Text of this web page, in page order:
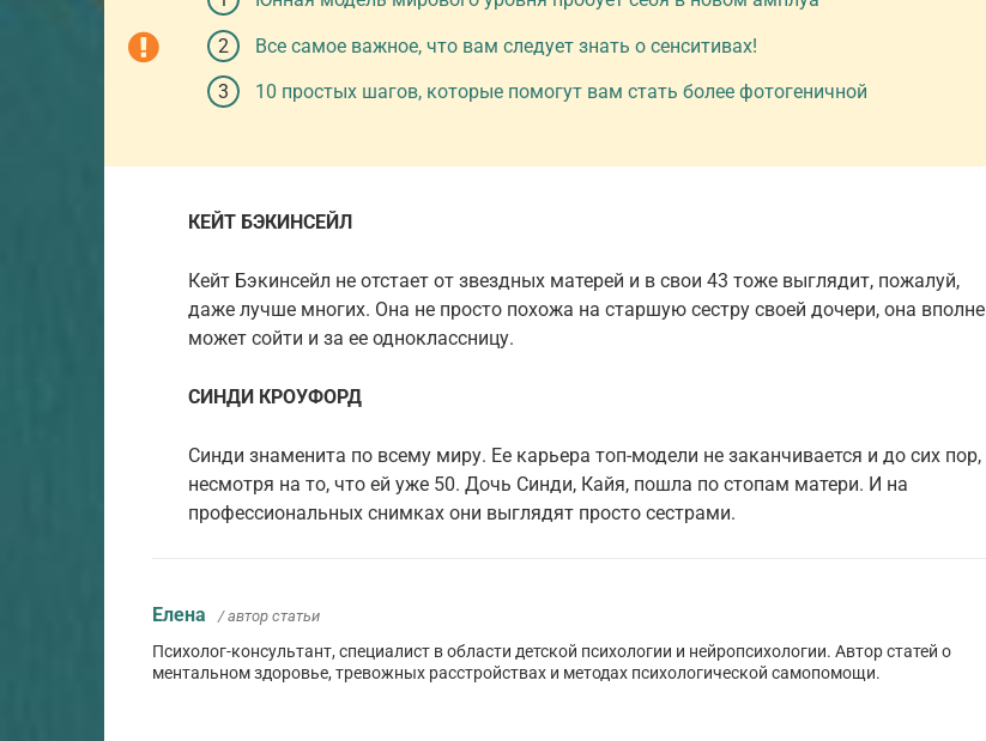
Все самое важное, что вам следует знать о сенситивах!
10 простых шагов, которые помогут вам стать более фотогеничной
КЕЙТ БЭКИНСЕЙЛ
Кейт Бэкинсейл не отстает от звездных матерей и в свои 43 тоже выглядит, пожалуй,
даже лучше многих. Она не просто похожа на старшую сестру своей дочери, она вполне
может сойти и за ее одноклассницу.
СИНДИ КРОУФОРД
Синди знаменита по всему миру. Ее карьера топ-модели не заканчивается и до сих пор,
несмотря на то, что ей уже 50. Дочь Синди, Кайя, пошла по стопам матери. И на
профессиональных снимках они выглядят просто сестрами.
Елена / автор статьи
Психолог-консультант, специалист в области детской психологии и нейропсихологии. Автор статей о
ментальном здоровье, тревожных расстройствах и методах психологической самопомощи.